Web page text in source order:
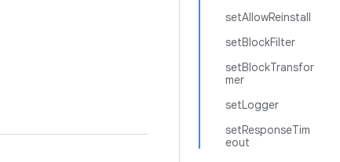
setAllowReinstall
setBlockFilter
setBlockTransfor
mer
setLogger
setResponseTim
eout